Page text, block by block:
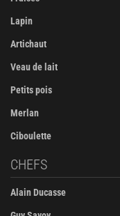
Lapin
Artichaut
Veau de lait
Petits pois
Merlan
Ciboulette
CHEFS
Alain Ducasse